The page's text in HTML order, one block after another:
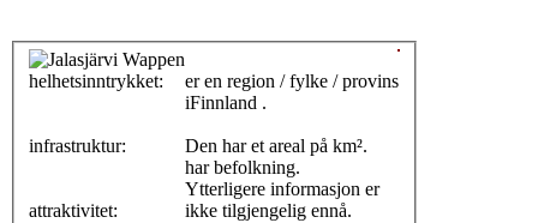
helhetsinntrykket:
infrastruktur:
attraktivitet:
er en region / fylke / provins
iFinnland .
Den har et areal på km².
har befolkning.
Ytterligere informasjon er
ikke tilgjengelig ennå.